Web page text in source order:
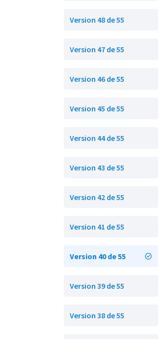
Version 48 de 55
Version 47 de 55
Version 46 de 55
Version 45 de 55
Version 44 de 55
Version 43 de 55
Version 42 de 55
Version 41 de 55
Version 40 de 55
Version 39 de 55
Version 38 de 55